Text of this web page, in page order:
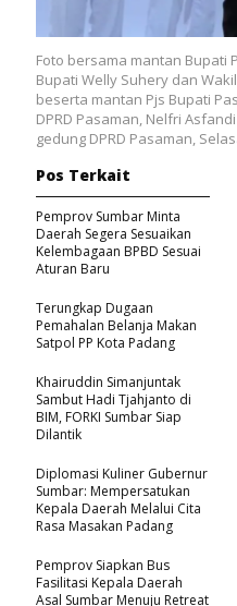
Foto bersama mantan Bupati
Bupati Welly Suhery dan
beserta mantan Pjs Bupati
DPRD Pasaman, Nelfri
gedung DPRD Pasaman,
Pos Terkait
Pemprov Sumbar Minta
Daerah Segera Sesuaikan
Kelembagaan BPBD Sesuai
Aturan Baru
Terungkap Dugaan
Pemahalan Belanja Makan
Satpol PP Kota Padang
Khairuddin Simanjuntak
Sambut Hadi Tjahjanto di
BIM, FORKI Sumbar Siap
Dilantik
Diplomasi Kuliner Gubernur
Sumbar: Mempersatukan
Kepala Daerah Melalui Cita
Rasa Masakan Padang
Pemprov Siapkan Bus
Fasilitasi Kepala Daerah
Asal Sumbar Menuju Retreat